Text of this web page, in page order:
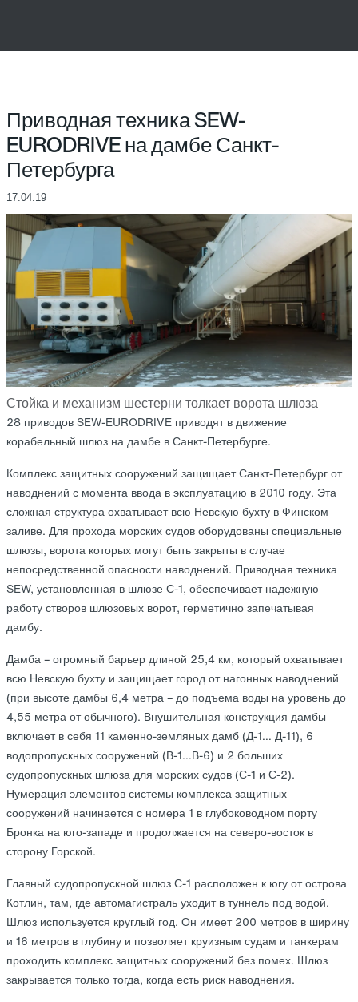
Приводная техника SEW-
EURODRIVE на дамбе Санкт-
Петербурга
17.04.19
28 приводов SEW-EURODRIVE приводят в движение
корабельный шлюз на дамбе в Санкт-Петербурге.
Комплекс защитных сооружений защищает Санкт-Петербург от
наводнений с момента ввода в эксплуатацию в 2010 году. Эта
сложная структура охватывает всю Невскую бухту в Финском
заливе. Для прохода морских судов оборудованы специальные
шлюзы, ворота которых могут быть закрыты в случае
непосредственной опасности наводнений. Приводная техника
SEW, установленная в шлюзе С-1, обеспечивает надежную
работу створов шлюзовых ворот, герметично запечатывая
дамбу.
Дамба – огромный барьер длиной 25,4 км, который охватывает
всю Невскую бухту и защищает город от нагонных наводнений
(при высоте дамбы 6,4 метра – до подъема воды на уровень до
4,55 метра от обычного). Внушительная конструкция дамбы
включает в себя 11 каменно-земляных дамб (Д-1… Д-11), 6
водопропускных сооружений (В-1…В-6) и 2 больших
судопропускных шлюза для морских судов (С-1 и С-2).
Нумерация элементов системы комплекса защитных
сооружений начинается с номера 1 в глубоководном порту
Бронка на юго-западе и продолжается на северо-восток в
сторону Горской.
Главный судопропускной шлюз С-1 расположен к югу от острова
Котлин, там, где автомагистраль уходит в туннель под водой.
Шлюз используется круглый год. Он имеет 200 метров в ширину
и 16 метров в глубину и позволяет круизным судам и танкерам
проходить комплекс защитных сооружений без помех. Шлюз
закрывается только тогда, когда есть риск наводнения.